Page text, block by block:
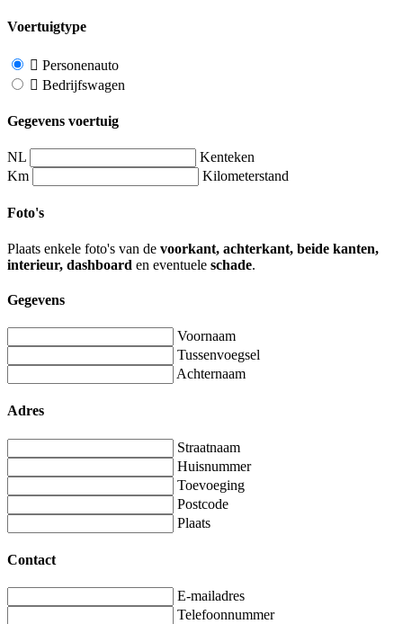
Voertuigtype
Personenauto
Bedrijfswagen
Gegevens voertuig
NL
Kenteken
Km
Kilometerstand
Foto's
Plaats enkele foto's van de voorkant, achterkant, beide kanten,
interieur, dashboard en eventuele schade.
Gegevens
Voornaam
Tussenvoegsel
Achternaam
Adres
Straatnaam
Huisnummer
Toevoeging
Postcode
Plaats
Contact
E-mailadres
Telefoonnummer